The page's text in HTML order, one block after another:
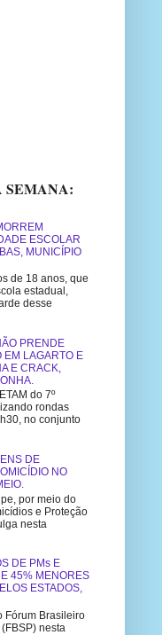
SEMANA:
ESCOLAR
MUNICÍPIO
de 18 anos, que
estadual,
desse
PRENDE
EM LAGARTO E
E CRACK,
do 7º
rondas
no conjunto
DE
NO
por meio do
e Proteção
nesta
DE PMs E
45% MENORES
ESTADOS,
Fórum Brasileiro
nesta